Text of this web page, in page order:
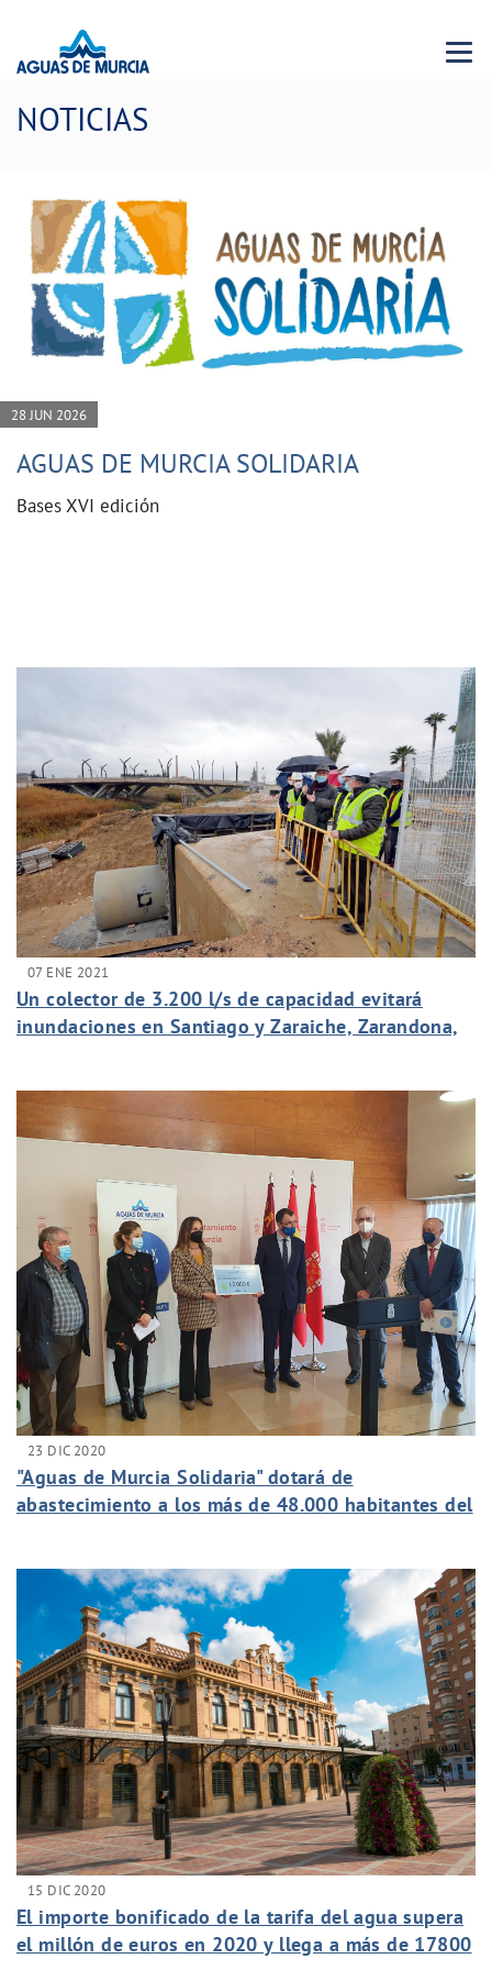
Menu
NOTICIAS
28 JUN 2026
AGUAS DE MURCIA SOLIDARIA
Bases XVI edición
07 ENE 2021
Un colector de 3.200 l/s de capacidad evitará
inundaciones en Santiago y Zaraiche, Zarandona,
23 DIC 2020
"Aguas de Murcia Solidaria" dotará de
abastecimiento a los más de 48.000 habitantes del
15 DIC 2020
El importe bonificado de la tarifa del agua supera
el millón de euros en 2020 y llega a más de 17800